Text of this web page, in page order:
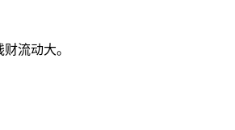
流动大。